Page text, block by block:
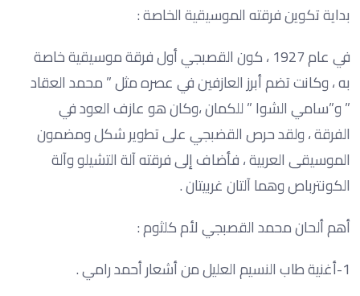
بداية تكوين فرقته الموسيقية الخاصة :
في عام 1927 ، كون القصبجي أول فرقة موسيقية خاصة
به ، وكانت تضم أبرز العازفين في عصره مثل ” محمد العقاد
” و”سامي الشوا ” للكمان ،وكان هو عازف العود في
الفرقة ، ولقد حرص القضبجي على تطوير شكل ومضمون
الموسيقى العربية ، فأضاف إلى فرقته آلة التشيلو وآلة
الكونترباص وهما آلتان غربيتان .
أهم ألحان محمد القصبجي لأم كلثوم :
1-أغنية طاب النسيم العليل من أشعار أحمد رامي .